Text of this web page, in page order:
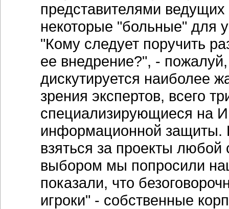
представителями
некоторые "больные" для
"Кому следует поручить
ее внедрение?", -
дискутируется наиболее
зрения экспертов, всего
специализирующиеся на
информационной защиты.
взяться за проекты
выбором мы попросили
показали, что
игроки" - собственные